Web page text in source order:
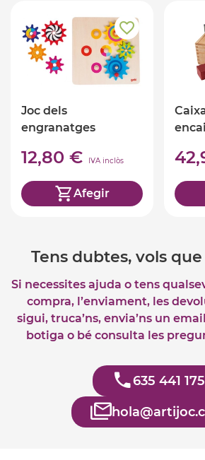
Joc dels
engranatges
12,80 € IVA inclòs
Afegir
Tens dubtes, vols que
Si necessites ajuda o tens
compra, l’enviament, les
sigui, truca’ns, envia’ns un
botiga o bé consulta les
635 441 175